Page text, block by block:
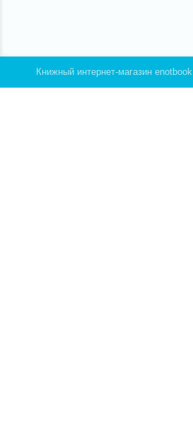
Книжный интернет-магазин enotbook